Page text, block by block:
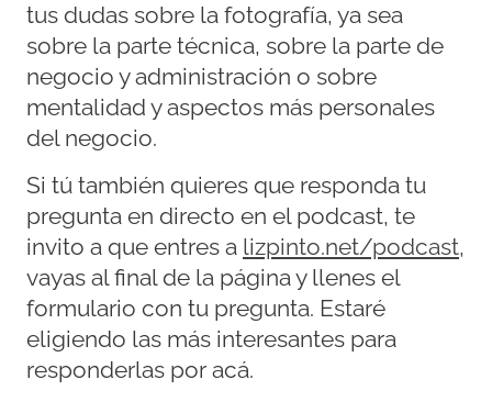
tus dudas sobre la fotografía, ya sea
sobre la parte técnica, sobre la parte de
negocio y administración o sobre
mentalidad y aspectos más personales
del negocio.
Si tú también quieres que responda tu
pregunta en directo en el podcast, te
invito a que entres a lizpinto.net/podcast,
vayas al final de la página y llenes el
formulario con tu pregunta. Estaré
eligiendo las más interesantes para
responderlas por acá.